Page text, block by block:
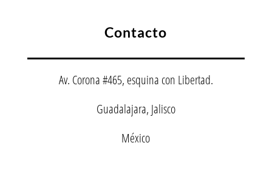
Contacto
Av. Corona #465, esquina con Libertad.
Guadalajara, Jalisco
México